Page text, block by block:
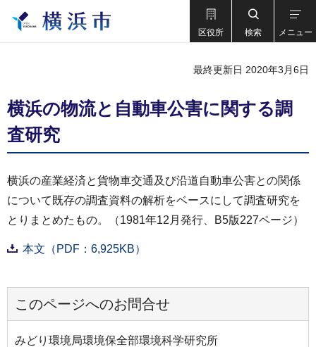
区役所 検索 メニュー
最終更新日 2020年3月6日
横浜の物流と自動車公害に関する調
査研究
横浜の産業経済と貨物車交通及び沿道自動車公害との関係
について既存の調査資料の解析をベースにして調査研究を
とりまとめたもの。（1981年12月発行、B5版227ページ）
本文（PDF：6,925KB）
このページへのお問合せ
みどり環境局環境保全部環境科学研究所